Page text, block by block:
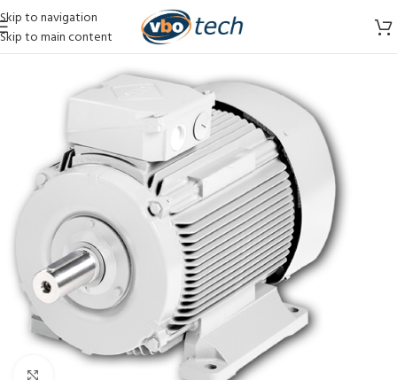
Skip to navigation
Skip to main content